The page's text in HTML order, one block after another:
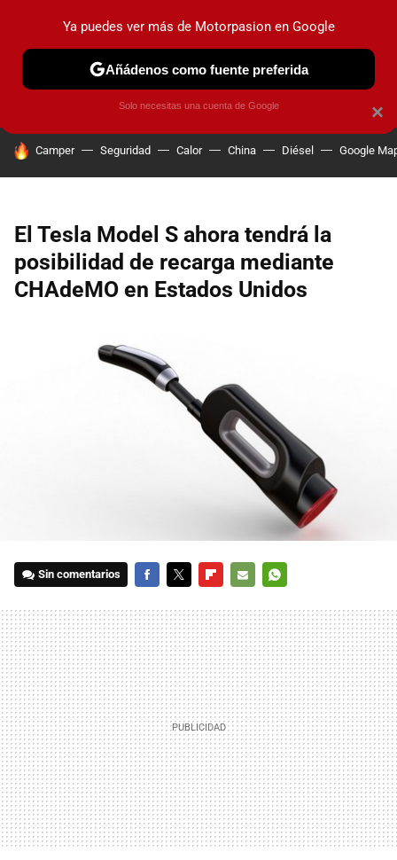
PRUEBAS COCHES ELÉCTRICOS OBSERVATORIO
HOY SE HABLA DE
Camper Seguridad Calor China Diésel Google
El Tesla Model S ahora tendrá la
posibilidad de recarga mediante
CHAdeMO en Estados Unidos
Sin comentarios
MAIL
×
Ya puedes ver más de Motorpasion en Google
Añádenos como fuente preferida
Solo necesitas una cuenta de Google